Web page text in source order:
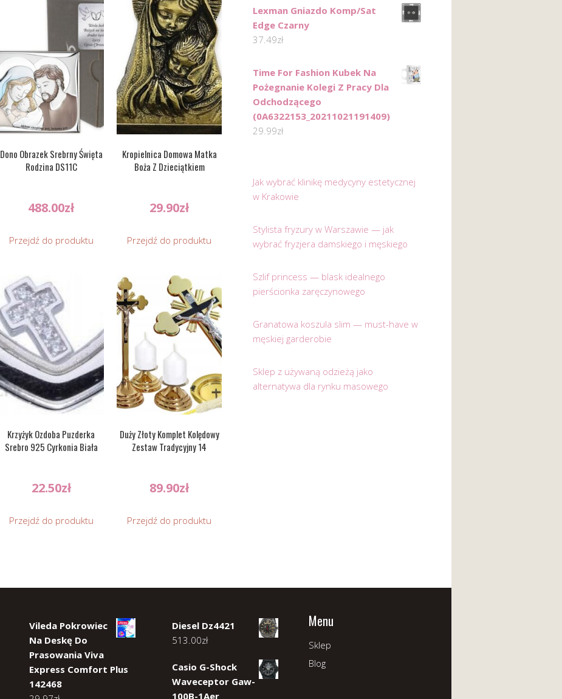
Dono Obrazek Srebrny Święta
Rodzina DS11C
488.00zł
Przejdź do produktu
Kropielnica Domowa Matka
Boża Z Dzieciątkiem
29.90zł
Przejdź do produktu
Krzyżyk Ozdoba Puzderka
Srebro 925 Cyrkonia Biała
22.50zł
Przejdź do produktu
Duży Złoty Komplet Kolędowy
Zestaw Tradycyjny 14
89.90zł
Przejdź do produktu
Lexman Gniazdo Komp/Sat
Edge Czarny
37.49zł
Time For Fashion Kubek Na
Pożegnanie Kolegi Z Pracy Dla
Odchodzącego
(0A6322153_20211021191409)
29.99zł
Jak wybrać klinikę medycyny estetycznej
w Krakowie
Stylista fryzury w Warszawie — jak
wybrać fryzjera damskiego i męskiego
Szlif princess — blask idealnego
pierścionka zaręczynowego
Granatowa koszula slim — must-have w
męskiej garderobie
Sklep z używaną odzieżą jako
alternatywa dla rynku masowego
Vileda Pokrowiec
Na Deskę Do
Prasowania Viva
Express Comfort Plus
142468
Diesel Dz4421
513.00zł
Casio G-Shock
Waveceptor Gaw-
100B-1Aer
Menu
Sklep
Blog